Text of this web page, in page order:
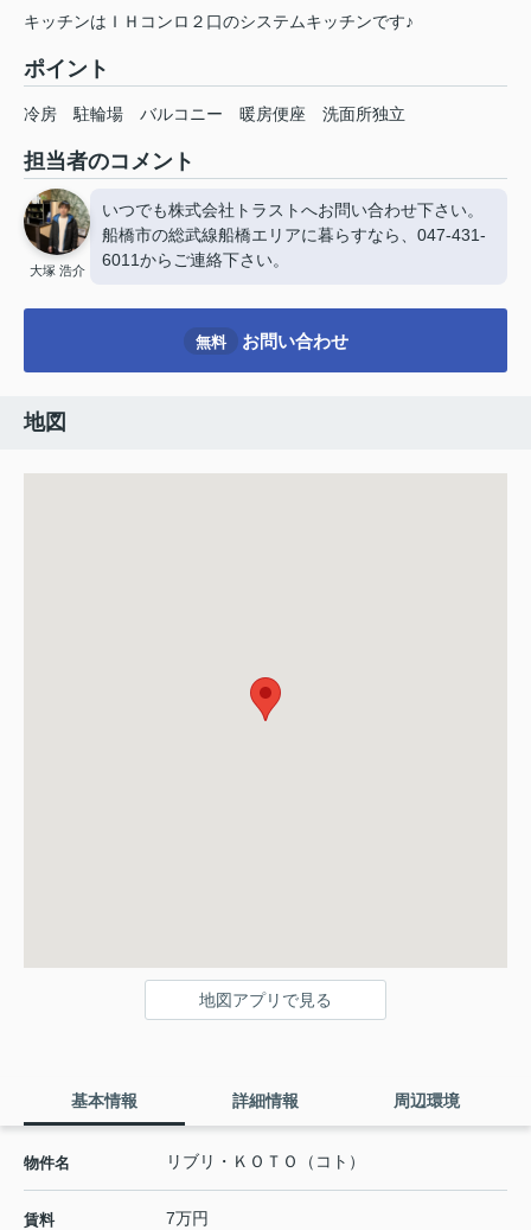
キッチンはＩＨコンロ２口のシステムキッチンです♪
ポイント
冷房 駐輪場 バルコニー 暖房便座 洗面所独立
担当者のコメント
大塚 浩介
いつでも株式会社トラストへお問い合わせ下さい。
船橋市の総武線船橋エリアに暮らすなら、047-431-
6011からご連絡下さい。
無料 お問い合わせ
地図
地図アプリで見る
基本情報 詳細情報 周辺環境
物件名 リブリ・ＫＯＴＯ（コト）
賃料 7万円